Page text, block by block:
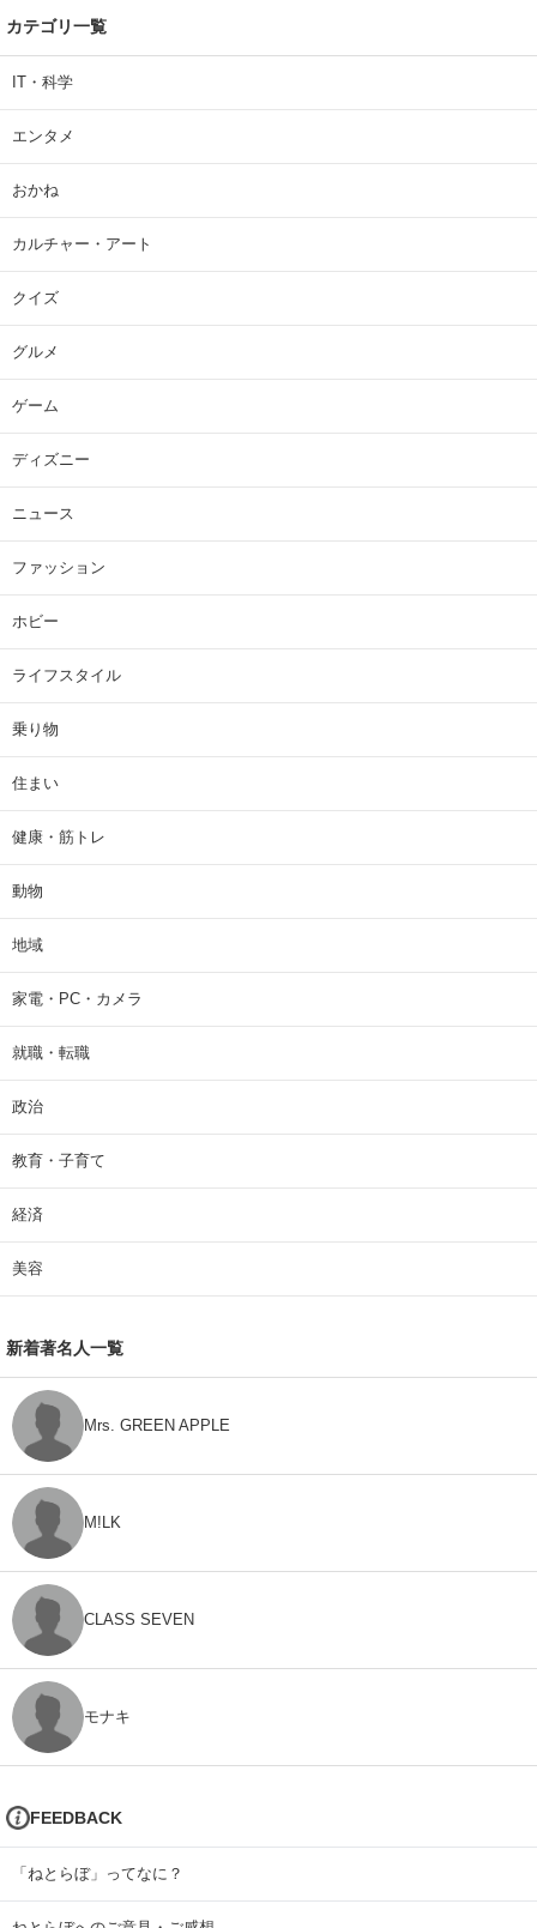
カテゴリ一覧
IT・科学
エンタメ
おかね
カルチャー・アート
クイズ
グルメ
ゲーム
ディズニー
ニュース
ファッション
ホビー
ライフスタイル
乗り物
住まい
健康・筋トレ
動物
地域
家電・PC・カメラ
就職・転職
政治
教育・子育て
経済
美容
新着著名人一覧
Mrs. GREEN APPLE
M!LK
CLASS SEVEN
モナキ
FEEDBACK
「ねとらぼ」ってなに？